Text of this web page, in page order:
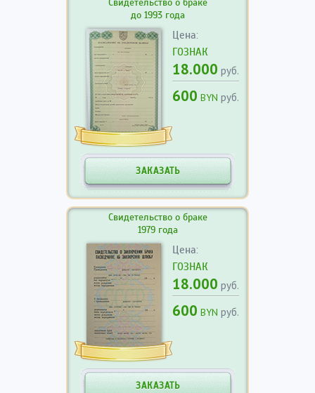
Свидетельство о браке
до 1993 года
Цена:
ГОЗНАК
18.000 руб.
600 BYN руб.
ЗАКАЗАТЬ
Свидетельство о браке
1979 года
Цена:
ГОЗНАК
18.000 руб.
600 BYN руб.
ЗАКАЗАТЬ